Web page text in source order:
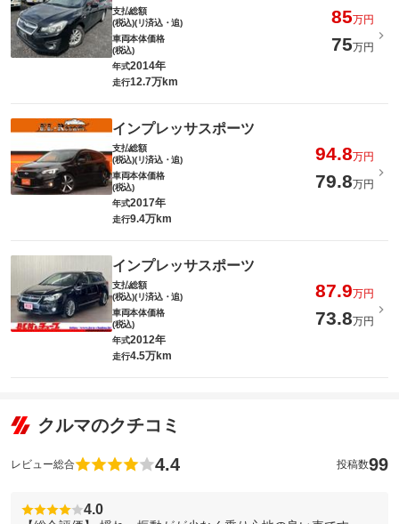
支払総額
(税込)(リ済込・追)
85万円
車両本体価格
(税込)
75万円
年式2014年
走行12.7万km
インプレッサスポーツ
支払総額
(税込)(リ済込・追)
94.8万円
車両本体価格
(税込)
79.8万円
年式2017年
走行9.4万km
インプレッサスポーツ
支払総額
(税込)(リ済込・追)
87.9万円
車両本体価格
(税込)
73.8万円
年式2012年
走行4.5万km
クルマのクチコミ
レビュー総合 4.4 投稿数99
4.0